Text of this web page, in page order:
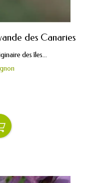
des Canaries
des îles...